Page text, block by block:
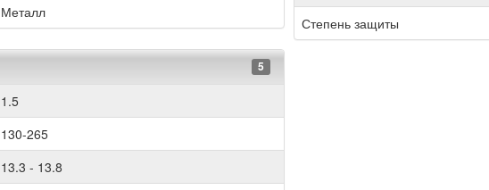
Металл
Степень защиты
5
1.5
130-265
13.3 - 13.8